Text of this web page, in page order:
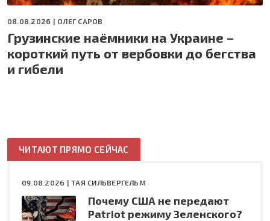
08.08.2026 | ОЛЕГ САРОВ
Грузинские наёмники на Украине –
короткий путь от вербовки до бегства
и гибели
ЧИТАЮТ ПРЯМО СЕЙЧАС
09.08.2026 |ТАЯ СИЛЬВЕРГЕЛЬМ
Почему США не передают
Patriot режиму Зеленского?